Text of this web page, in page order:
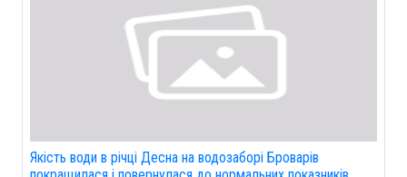
Якість води в річці Десна на водозаборі Броварів